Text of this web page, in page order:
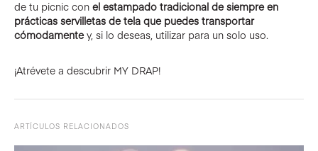
de tu picnic con el estampado tradicional de siempre en
prácticas servilletas de tela que puedes transportar
cómodamentey, si lo deseas, utilizar para un solo uso.
¡Atrévete a descubrir MY DRAP!
ARTÍCULOS RELACIONADOS